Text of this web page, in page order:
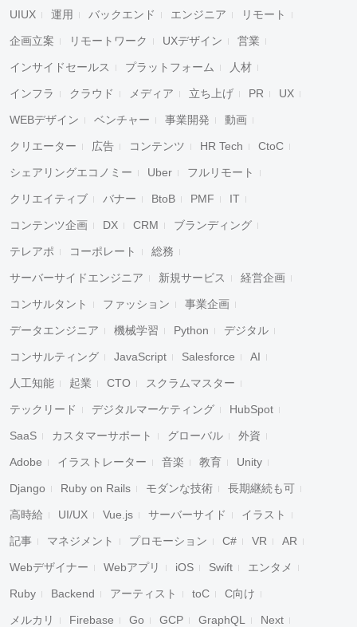
UIUX 運用 バックエンド エンジニア リモート
企画立案 リモートワーク UXデザイン 営業
インサイドセールス プラットフォーム 人材
インフラ クラウド メディア 立ち上げ PR UX
WEBデザイン ベンチャー 事業開発 動画
クリエーター 広告 コンテンツ HR Tech CtoC
シェアリングエコノミー Uber フルリモート
クリエイティブ バナー BtoB PMF IT
コンテンツ企画 DX CRM ブランディング
テレアポ コーポレート 総務
サーバーサイドエンジニア 新規サービス 経営企画
コンサルタント ファッション 事業企画
データエンジニア 機械学習 Python デジタル
コンサルティング JavaScript Salesforce AI
人工知能 起業 CTO スクラムマスター
テックリード デジタルマーケティング HubSpot
SaaS カスタマーサポート グローバル 外資
Adobe イラストレーター 音楽 教育 Unity
Django Ruby on Rails モダンな技術 長期継続も可
高時給 UI/UX Vue.js サーバーサイド イラスト
記事 マネジメント プロモーション C# VR AR
Webデザイナー Webアプリ iOS Swift エンタメ
Ruby Backend アーティスト toC C向け
メルカリ Firebase Go GCP GraphQL Next